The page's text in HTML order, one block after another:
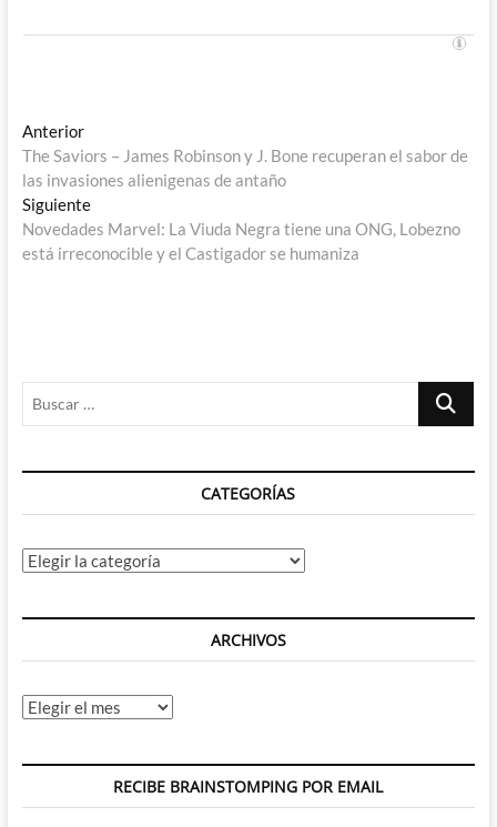
Navegación
de
entradas
AnteriorEntrada
anterior:
The Saviors – James Robinson y J. Bone recuperan el sabor de
las invasiones alienigenas de antaño
SiguienteEntrada
siguiente:
Novedades Marvel: La Viuda Negra tiene una ONG, Lobezno
está irreconocible y el Castigador se humaniza
Buscar
CATEGORÍAS
Categorías
ARCHIVOS
Archivos
RECIBE BRAINSTOMPING POR EMAIL